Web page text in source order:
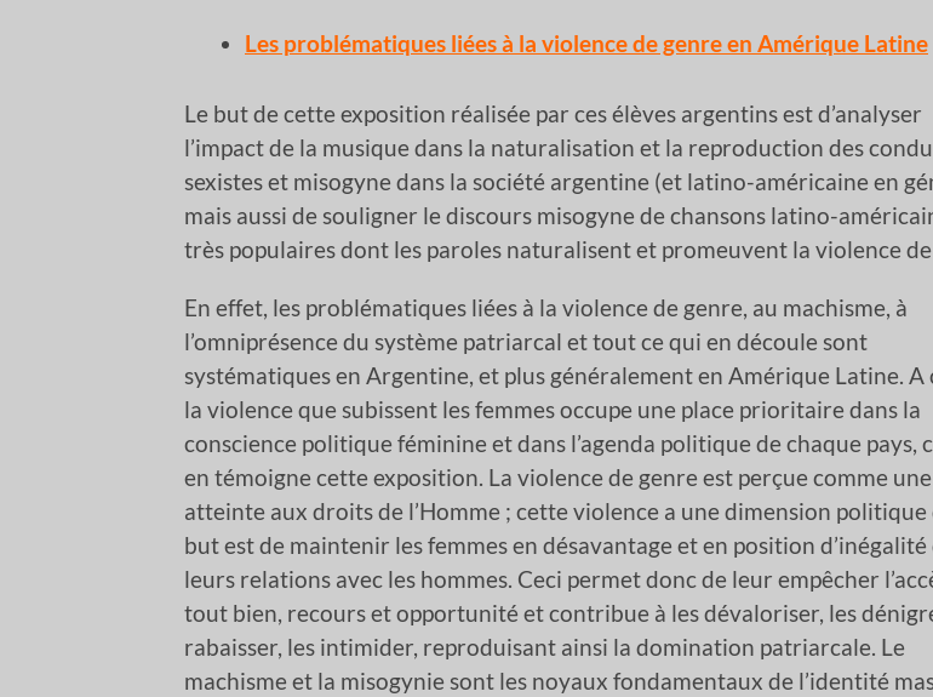
Les problématiques liées à la violence de genre en Amérique Latine
Le but de cette exposition réalisée par ces élèves argentins est d’analyser
l’impact de la musique dans la naturalisation et la reproduction des
sexistes et misogyne dans la société argentine (et latino-américaine en
mais aussi de souligner le discours misogyne de chansons latino-
très populaires dont les paroles naturalisent et promeuvent la violence
En effet, les problématiques liées à la violence de genre, au machisme, à
l’omniprésence du système patriarcal et tout ce qui en découle sont
systématiques en Argentine, et plus généralement en Amérique Latine. A
la violence que subissent les femmes occupe une place prioritaire dans la
conscience politique féminine et dans l’agenda politique de chaque pays,
en témoigne cette exposition. La violence de genre est perçue comme une
atteinte aux droits de l’Homme ; cette violence a une dimension
but est de maintenir les femmes en désavantage et en position d’inégalité
leurs relations avec les hommes. Ceci permet donc de leur empêcher
tout bien, recours et opportunité et contribue à les dévaloriser, les
rabaisser, les intimider, reproduisant ainsi la domination patriarcale. Le
machisme et la misogynie sont les noyaux fondamentaux de l’identité